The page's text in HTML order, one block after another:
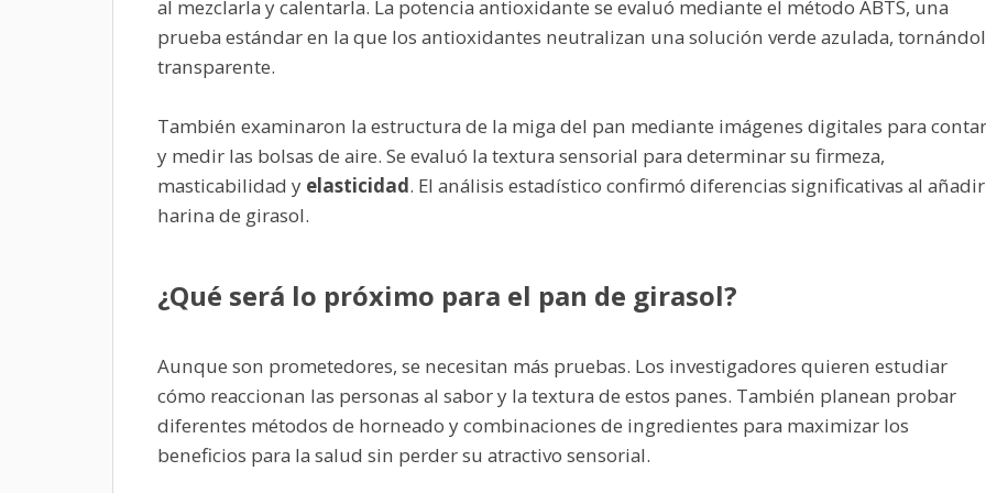
al mezclarla y calentarla. La potencia antioxidante se evaluó mediante el método ABTS, una
prueba estándar en la que los antioxidantes neutralizan una solución verde azulada,
transparente.
También examinaron la estructura de la miga del pan mediante imágenes digitales para contar
y medir las bolsas de aire. Se evaluó la textura sensorial para determinar su firmeza,
masticabilidad y elasticidad. El análisis estadístico confirmó diferencias significativas al añadir
harina de girasol.
¿Qué será lo próximo para el pan de girasol?
Aunque son prometedores, se necesitan más pruebas. Los investigadores quieren estudiar
cómo reaccionan las personas al sabor y la textura de estos panes. También planean probar
diferentes métodos de horneado y combinaciones de ingredientes para maximizar los
beneficios para la salud sin perder su atractivo sensorial.